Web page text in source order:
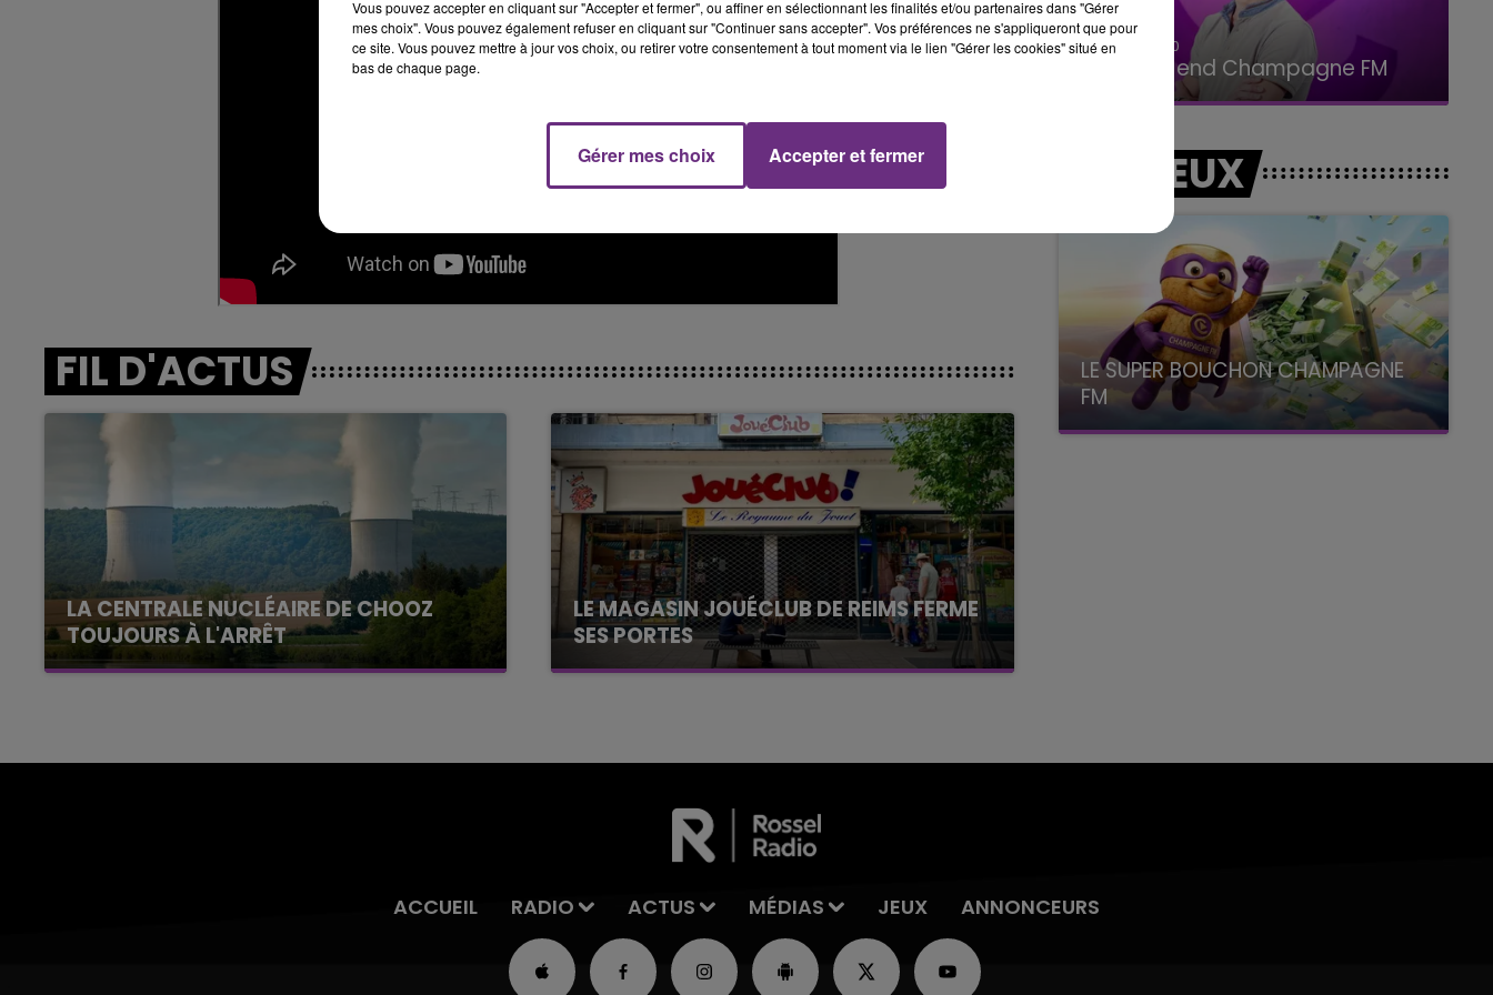
FIL D'ACTUS
LA CENTRALE NUCLÉAIRE DE CHOOZ
TOUJOURS À L'ARRÊT
Cela fait déjà une semaine que la centrale
LE MAGASIN JOUÉCLUB DE REIMS FERME
SES PORTES
C'était l'une des institutions du centre-ville
11h00 - 16h00 16h00 - 20h00
Le Week-end Champagne FM
LES JEUX
LE SUPER BOUCHON CHAMPAGNE
FM
avec La Famille Champagne FM, à 8H10
ACCUEIL RADIO ACTUS MÉDIAS JEUX ANNONCEURS
Vous pouvez accepter en cliquant sur "Accepter et fermer", ou affiner en sélectionnant les finalités et/ou partenaires dans "Gérer
mes choix". Vous pouvez également refuser en cliquant sur "Continuer sans accepter". Vos préférences ne s'appliqueront que pour
ce site. Vous pouvez mettre à jour vos choix, ou retirer votre consentement à tout moment via le lien "Gérer les cookies" situé en
bas de chaque page.
Gérer mes choix Accepter et fermer